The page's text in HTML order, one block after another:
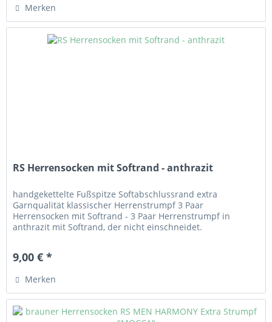
Merken
RS Herrensocken mit Softrand - anthrazit
handgekettelte Fußspitze Softabschlussrand extra
Garnqualität klassischer Herrenstrumpf 3 Paar
Herrensocken mit Softrand - 3 Paar Herrenstrumpf in
anthrazit mit Softrand, der nicht einschneidet.
9,00 € *
Merken